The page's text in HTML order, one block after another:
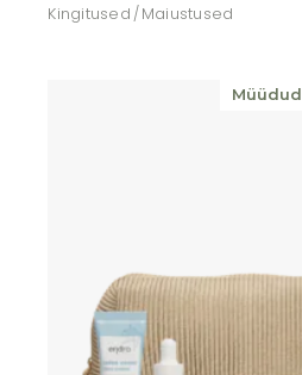
Kingitused Maiustused
Müüdud